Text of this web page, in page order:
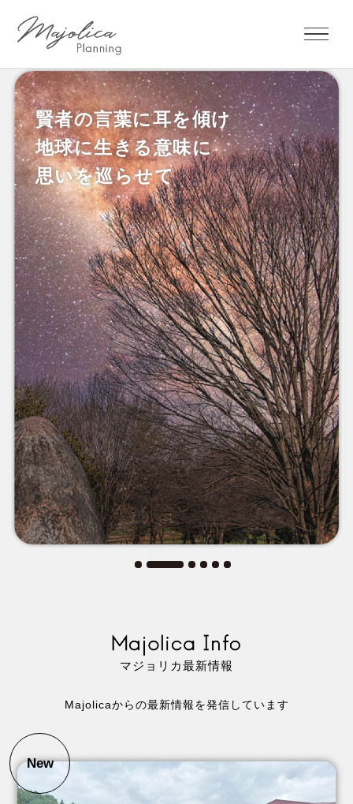
賢者とともに
新たな世界を創造する
リアルサイエンス
ファンタジー
賢者の言葉に耳を傾け
地球に生きる意味に
思いを巡らせて
心が震えるように
美しい風景が
最上の喜びに
複雑な社会のなかで
心豊かに生きる
新たな視座を提供します
リアルサイエンス
ファンタジーの
波動を受け取って、
私たちと冒険を
始めましょう
知識と知恵の宝庫
～聖なる賢者の法則～
● 地球や宇宙を俯瞰するような視野を持ち、人々を共通意
識へと導ける人
● 私利私欲に走らず、他者、社会、世界、地球、宇宙のた
めに生きる人
● 老賢者のように深い叡智を持ちながら、子どものように
純粋な心を持っている人
● 真理を洞察する知性を備えると同時に、人としての愛と
思いやりをもっている人
マジョリカ最新情報
Majolicaからの最新情報を発信しています
New